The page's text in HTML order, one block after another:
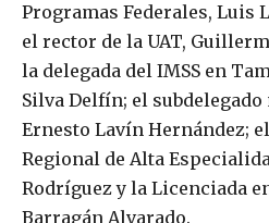
Programas Federales, Luis
el rector de la UAT,
la delegada del IMSS en
Silva Delfín; el subdelegado
Ernesto Lavín Hernández;
Regional de Alta
Rodríguez y la Licenciada
Barragán Alvarado.